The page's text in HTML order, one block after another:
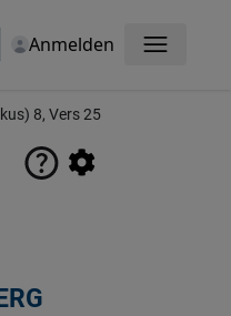
Anmelden Menü
8, Vers 25